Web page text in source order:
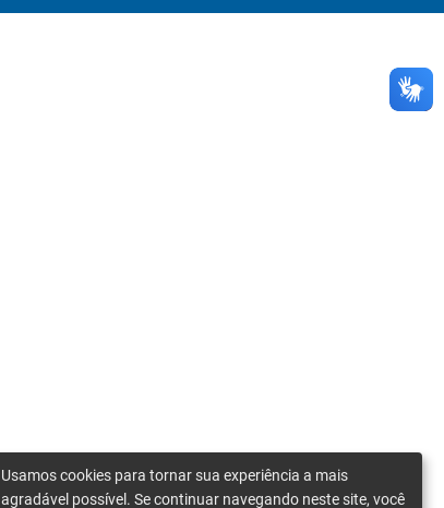
Usamos cookies para tornar sua experiência a mais
agradável possível. Se continuar navegando neste site, você